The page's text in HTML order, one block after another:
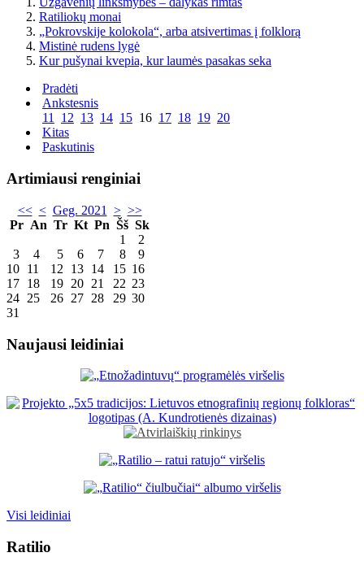
Ratiliokų monai
„Pokrovskije kolokola“, arba atsivertimas į folklorą
Mistinė rudens lygė
Kur pušynai kvepia, kur laumės pasakas seka
Pradėti
Ankstesnis
11 12 13 14 15 16 17 18 19 20
Kitas
Paskutinis
Artimiausi renginiai
<< < Geg. 2021 > >>
Pr An Tr Kt Pn Šš Sk
1
2
3
4 5 6 7 8
9
10 11 12 13 14 15 16
17 18 19 20 21 22 23
24 25 26 27 28 29 30
31
Naujausi leidiniai
Visi leidiniai
Ratilio